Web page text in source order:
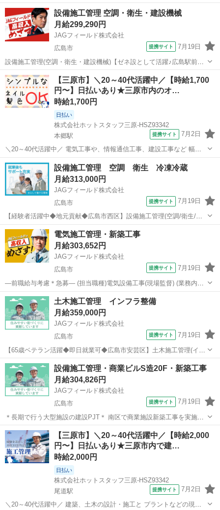
を探しています！ ［担当業務］電気施工管理 〇工程管理・品質管
理・安全管理 〇写真管理 〇書類作成 〇図面修正(AutoCAD) 対
象は中国...
広島 庄原市 その他
設備施工管理 空調・衛生・建設機械
月給299,290円
JAGフィールド株式会社
広島市
提携サイト 7月19日
設備施工管理(空調・衛生・建設機械)【ゼネ設として活躍♪広島駅前】
工期30ヶ月超の大規模プロジェクト 公共施設の新築に伴なうゼネ設担
当を募集！元請の立場で設備工事を推進して頂きます◎【担当業務】
設備施工管理 ■現場...
広島 広島市 その他
【三原市】＼20～40代活躍中／【時給1,700
円〜】日払いあり★三原市内のオ…
時給1,700円
日払い
株式会社ホットスタッフ三原-HSZ93342
本郷駅
提携サイト 7月2日
＼20～40代活躍中／ 電気工事や、情報通信工事、建設工事など 幅広
い分野の設計、施工を手掛ける企業さまで 施工管理のお仕事です! ≪
おしごと内容 ≫ (1)本日の現場予定を確認する (2)予定の現場へ移動す
る 移動時間...
広島 三原市 本郷駅 その他
設備施工管理 空調 衛生 冷凍冷蔵
月給313,000円
JAGフィールド株式会社
広島市
提携サイト 7月19日
【経験者活躍中◆地元貢献◆広島市西区】設備施工管理(空調/衛生/冷
凍冷蔵) 広島市西区の設備会社支店にて設備施工管理技術者を大募集！
「空調」「衛生」「冷凍冷蔵」設備等の施工管理です。新築や改修工
事に付帯する一連の業務をお...
広島 広島市 その他
電気施工管理・新築工事
月給303,652円
JAGフィールド株式会社
広島市
提携サイト 7月19日
—前職給与考慮＊急募— (担当職種)電気設備工事(現場監督) (業務内容)
品質管理、安全管理、工程管理、写真管理など 総合設備工事会社の広
島支店(拠点)の管轄工事案件です。 担当現場は下記工事を予定してお
ります。 工...
広島 広島市 その他
土木施工管理 インフラ整備
月給359,000円
JAGフィールド株式会社
広島市
提携サイト 7月19日
【65歳ベテラン活躍◆即日就業可◆広島市安芸区】土木施工管理(イン
フラ整備) ＜★マイカー通勤OK＞広島市の道路改良工事に係る土木施
工管理です。バイパスの耐久性/耐震性の強化対策工事になります。安
芸区にある中国支社を拠点...
広島 広島市 その他
設備施工管理・商業ビルS造20F・新築工事
月給304,826円
JAGフィールド株式会社
広島市
提携サイト 7月19日
＊長期で行う大型施設の建設PJT＊ 南区で商業施設新築工事を実施
中！ ［担当業務］設備施工管理 ・品質管理/安全管理/工程管理 ・
写真管理 ・書類作成 ・施工図修正 など 対象物件はS造地上20階
建てのビ...
広島 広島市 その他
【三原市】＼20～40代活躍中／【時給2,000
円〜】日払いあり★三原市内で建…
時給2,000円
日払い
株式会社ホットスタッフ三原-HSZ93342
尾道駅
提携サイト 7月2日
＼20～40代活躍中／ 建築、土木の設計・施工と プラントなどの現地